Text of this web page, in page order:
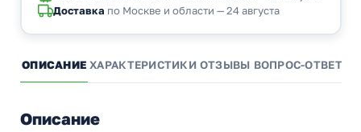
Доставка по Москве и области — 24 августа
ОПИСАНИЕ ХАРАКТЕРИСТИКИ ОТЗЫВЫ ВОПРОС-ОТВЕТ
Описание